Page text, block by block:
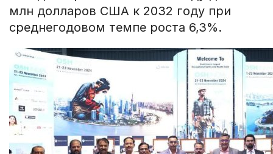
млн долларов США к 2032 году при
среднегодовом темпе роста 6,3%.